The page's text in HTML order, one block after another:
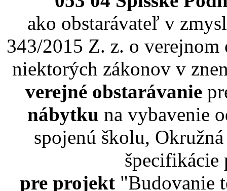
ako obstarávateľ v
343/2015 Z. z. o verejnom
niektorých zákonov v
verejné obstarávanie
nábytku na vybavenie
spojenú školu,
špecifikácie
pre projekt "Budovanie